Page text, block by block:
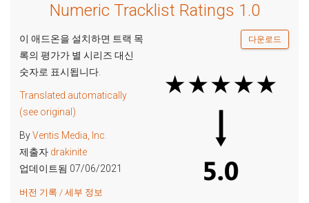
Numeric Tracklist Ratings 1.0
다운로드
이 애드온을 설치하면 트랙 목
록의 평가가 별 시리즈 대신
숫자로 표시됩니다.
Translated automatically
(see original)
ByVentis Media, Inc.
제출자 drakinite
업데이트됨 07/06/2021
버전 기록 / 세부 정보